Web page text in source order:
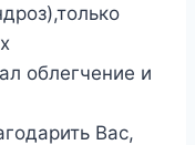
облегчение и
Вас,